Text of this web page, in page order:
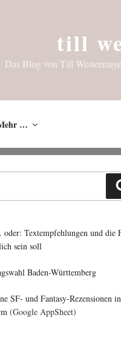
till
Das Blog von Till
…
oder: Textempfehlungen und die
sein soll
Baden-Württemberg
SF- und Fantasy-Rezensionen in
(Google AppSheet)